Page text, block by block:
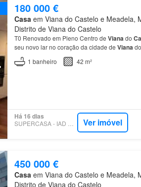
180 000 €
Casaem Viana do Castelo e Meadela,
Distrito de Viana do Castelo
T0 Renovado em Pleno Centro de Vianado
seu novo lar no coração da cidade de Vianado
1 banheiro 42 m²
Há 16 dias
Ver imóvel
450 000 €
Casa em Viana do Castelo e Meadela,
Distrito de Viana do Castelo